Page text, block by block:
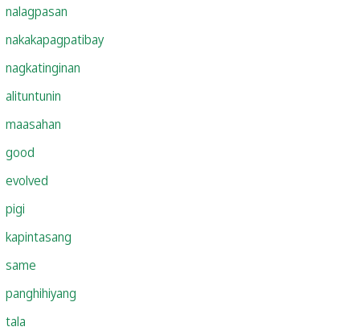
nalagpasan
nakakapagpatibay
nagkatinginan
alituntunin
maasahan
good
evolved
pigi
kapintasang
same
panghihiyang
tala